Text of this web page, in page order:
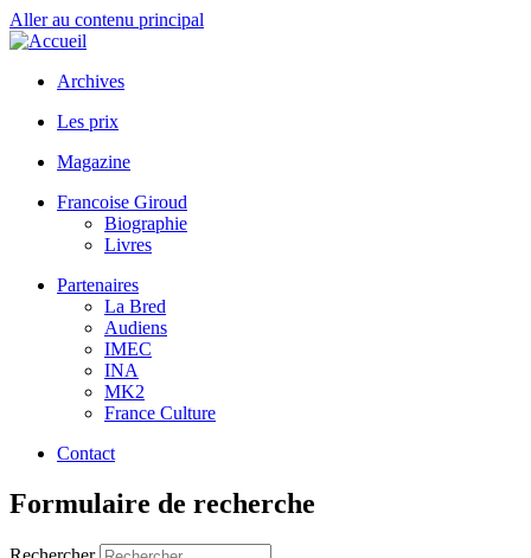
Aller au contenu principal
Archives
Les prix
Magazine
Francoise Giroud
Biographie
Livres
Partenaires
La Bred
Audiens
IMEC
INA
MK2
France Culture
Contact
Formulaire de recherche